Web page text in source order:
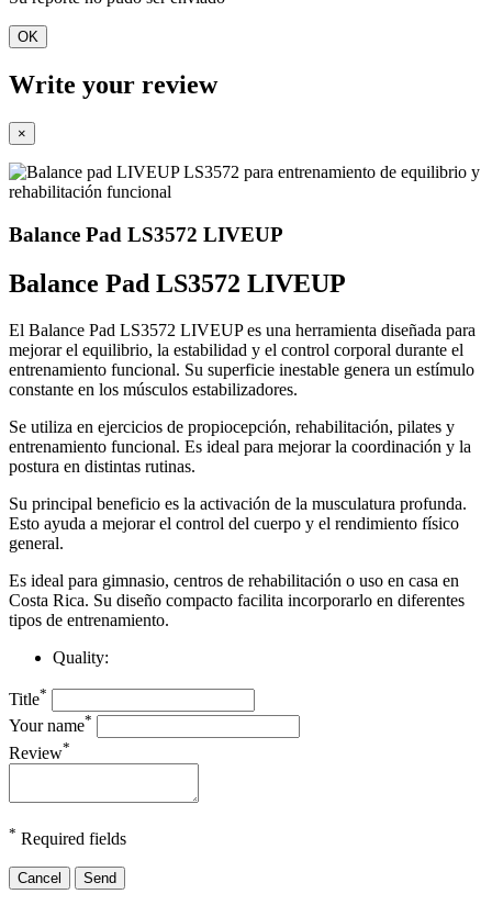
OK
Write your review
×
Balance Pad LS3572 LIVEUP
Balance Pad LS3572 LIVEUP
El Balance Pad LS3572 LIVEUP es una herramienta diseñada para
mejorar el equilibrio, la estabilidad y el control corporal durante el
entrenamiento funcional. Su superficie inestable genera un estímulo
constante en los músculos estabilizadores.
Se utiliza en ejercicios de propiocepción, rehabilitación, pilates y
entrenamiento funcional. Es ideal para mejorar la coordinación y la
postura en distintas rutinas.
Su principal beneficio es la activación de la musculatura profunda.
Esto ayuda a mejorar el control del cuerpo y el rendimiento físico
general.
Es ideal para gimnasio, centros de rehabilitación o uso en casa en
Costa Rica. Su diseño compacto facilita incorporarlo en diferentes
tipos de entrenamiento.
Quality:
Title*
Your name*
Review*
* Required fields
Cancel Send